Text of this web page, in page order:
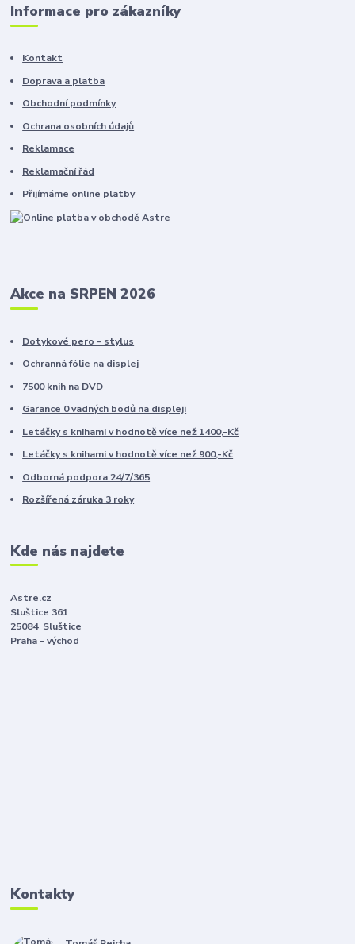
Informace pro zákazníky
Kontakt
Doprava a platba
Obchodní podmínky
Ochrana osobních údajů
Reklamace
Reklamační řád
Přijímáme online platby
Akce na SRPEN 2026
Dotykové pero - stylus
Ochranná fólie na displej
7500 knih na DVD
Garance 0 vadných bodů na displeji
Letáčky s knihami v hodnotě více než 1400,-Kč
Letáčky s knihami v hodnotě více než 900,-Kč
Odborná podpora 24/7/365
Rozšířená záruka 3 roky
Kde nás najdete
Astre.cz
Sluštice 361
25084 Sluštice
Praha - východ
Kontakty